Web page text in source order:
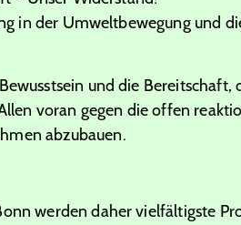
in der Umweltbewegung und
und die Bereitschaft,
voran gegen die offen
abzubauen.
werden daher vielfältigste